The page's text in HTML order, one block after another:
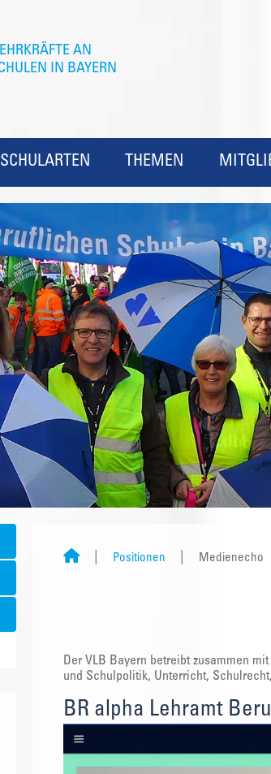
SCHULARTEN THEMEN
Positionen Medienecho
Der VLB Bayern betreibt zusammen
und Schulpolitik, Unterricht,
BR alpha Lehramt